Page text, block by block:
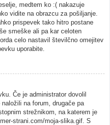
medtem ko :( nakazuje
vidite na obrazcu za pošiljanje.
prispevek tako hitro postane
smeške ali pa kar celoten
celo nastavil številčno omejitev
uporabite.
Če je administrator dovolil
na forum, drugače pa
strežnikom, na katerem je
strani.com/moja-slika.gif. S